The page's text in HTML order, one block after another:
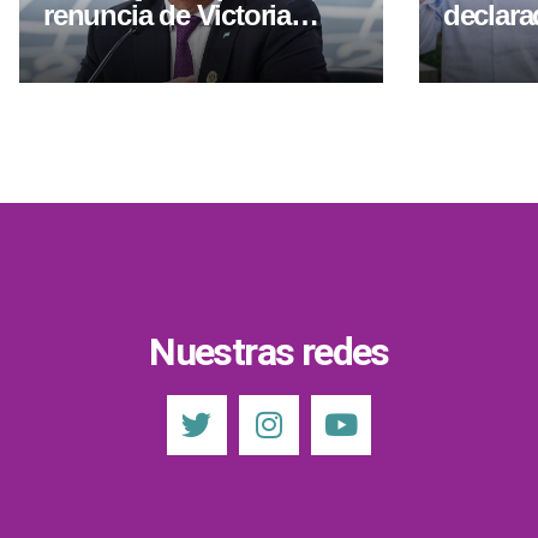
renuncia de Victoria
Villarruel: “Que dé un
paso al costado”
fraude
Nuestras redes